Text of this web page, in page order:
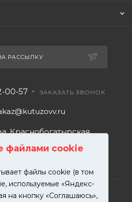
файлами cookie
файлы cookie (в том
используемые «Яндекс-
на кнопку «Соглашаюсь»,
РАССЫЛКУ
00-57 ЗАКАЗАТЬ ЗВОНОК
Краснобогатырская